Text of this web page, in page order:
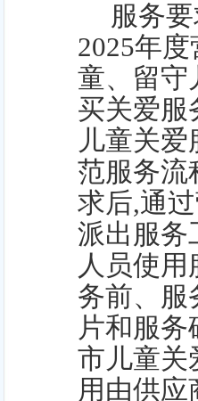
服务
2025年
童、留守
买关爱服
儿童关
范服务流
求后,通
派出服务
人员使
务前、服
片和服
市儿童关
用由供应